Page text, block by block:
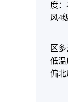
度
风4
区
低
偏北